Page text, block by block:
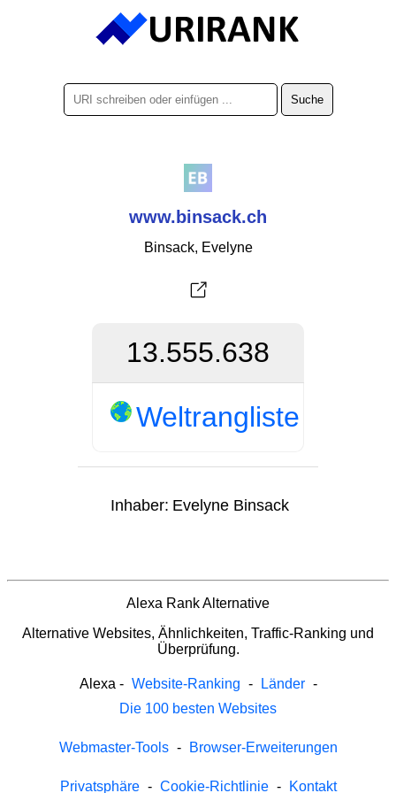
www.binsack.ch
Binsack, Evelyne
13.555.638
Weltrangliste
Inhaber: Evelyne Binsack
Alexa Rank Alternative
Alternative Websites, Ähnlichkeiten, Traffic-Ranking und
Überprüfung.
Alexa - Website-Ranking - Länder -
Die 100 besten Websites
Webmaster-Tools - Browser-Erweiterungen
Privatsphäre - Cookie-Richtlinie - Kontakt